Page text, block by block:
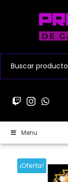
Menu
¡Oferta!